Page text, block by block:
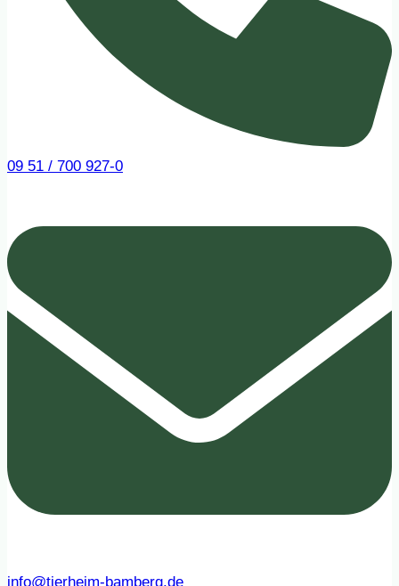
09 51 / 700 927-0
info@tierheim-bamberg.de